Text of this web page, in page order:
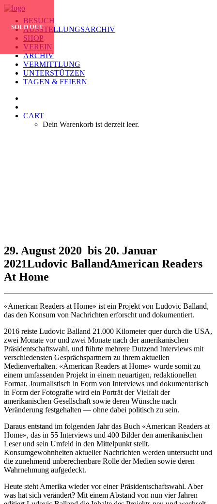
BESUCH
AUSSTELLUNGSARCHIV
SHOP
VEREIN
ARCHIV
VERMITTLUNG
UNTERSTÜTZEN
TAGEN & FEIERN
CART
Dein Warenkorb ist derzeit leer.
29. August 2020 bis 20. Januar
2021Ludovic BallandAmerican Readers
At Home
«American Readers at Home» ist ein Projekt von Ludovic Balland,
das den Konsum von Nachrichten erforscht und dokumentiert.
2016 reiste Ludovic Balland 21.000 Kilometer quer durch die USA,
zwei Monate vor und zwei Monate nach der amerikanischen
Präsidentschaftswahl, und führte mehrere Dutzend Interviews mit
verschiedensten Gesprächspartnern zu ihrem aktuellen
Medienverhalten. «American Readers at Home» wurde somit zu
einem umfassenden Projekt in einem neuartigen, redaktionellen
Format. Journalistisch in Form von Interviews und dokumentarisch
in Form der Fotografie wird ein Porträt der Vielfalt der
amerikanischen Gesellschaft sowie deren Wünsche nach
Veränderung festgehalten — ohne dabei politisch zu sein.
Daraus entstand im folgenden Jahr das Buch «American Readers at
Home», das in 55 Interviews und 400 Bilder den amerikanischen
Leser und sein Umfeld in den Mittelpunkt stellt.
Konsumgewohnheiten aktueller Nachrichten werden untersucht und
die zunehmend unberechenbare Rolle der Medien sowie deren
Wahrnehmung aufgedeckt.
Heute steht Amerika wieder vor einer Präsidentschaftswahl. Aber
was hat sich verändert? Mit einem Abstand von nun vier Jahren
SOLD OUT